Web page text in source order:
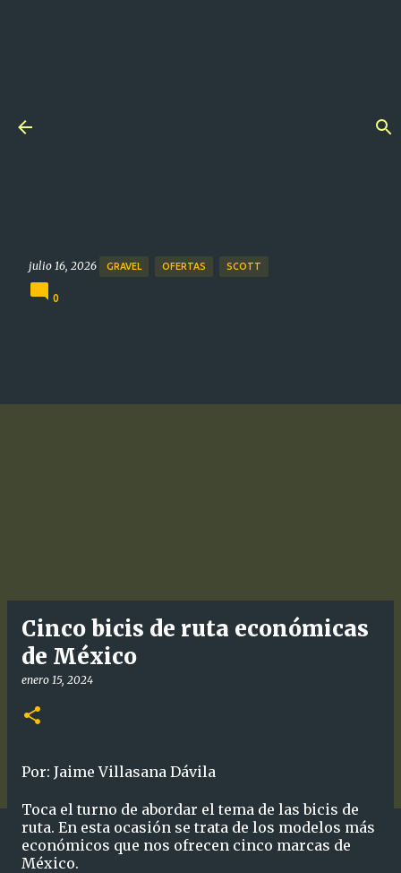
julio 16, 2026 GRAVEL OFERTAS SCOTT
0
Cinco bicis de ruta económicas
de México
enero 15, 2024
Por: Jaime Villasana Dávila
Toca el turno de abordar el tema de las bicis de
ruta. En esta ocasión se trata de los modelos más
económicos que nos ofrecen cinco marcas de
México.